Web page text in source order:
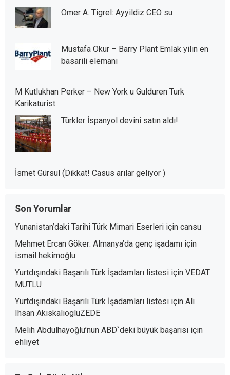
Ömer A. Tigrel: Ayyildiz CEO su
Mustafa Okur – Barry Plant Emlak yilin en
basarili elemani
M Kutlukhan Perker – New York u Gulduren Turk
Karikaturist
Türkler İspanyol devini satın aldı!
İsmet Gürsul (Dikkat! Casus arılar geliyor )
Son Yorumlar
Yunanistan’daki Tarihi Türk Mimari Eserleriiçin cansu
Mehmet Ercan Göker: Almanya’da genç işadamıiçin
ismail hekimoğlu
Yurtdışındaki Başarılı Türk İşadamları listesiiçin VEDAT
MUTLU
Yurtdışındaki Başarılı Türk İşadamları listesiiçin Ali
Ihsan AkiskaliogluZEDE
Melih Abdulhayoğlu’nun ABD`deki büyük başarısıiçin
ehliyet